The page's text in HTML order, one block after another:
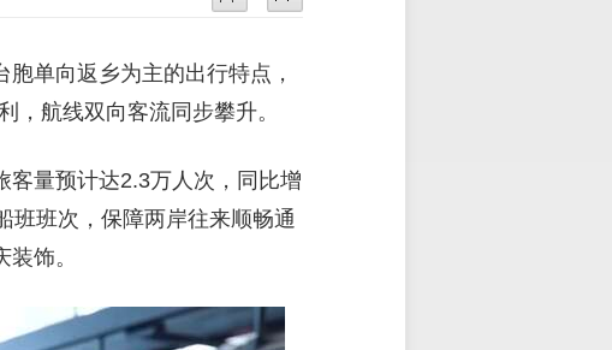
单向返乡为主的出行特点，
，航线双向客流同步攀升。
客量预计达2.3万人次，同比增
班班次，保障两岸往来顺畅通
饰。